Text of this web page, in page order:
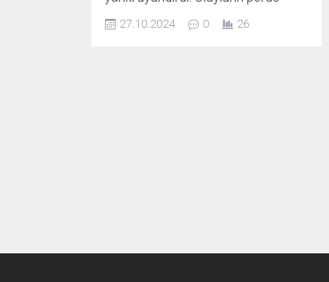
arkasını, katılımcıların tepkilerini ve
kulüp içindeki gergin atmosferi
27.10.2024 0 26